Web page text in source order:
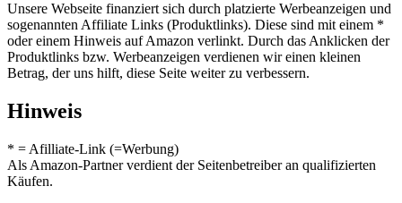
Unsere Webseite finanziert sich durch platzierte Werbeanzeigen und
sogenannten Affiliate Links (Produktlinks). Diese sind mit einem *
oder einem Hinweis auf Amazon verlinkt. Durch das Anklicken der
Produktlinks bzw. Werbeanzeigen verdienen wir einen kleinen
Betrag, der uns hilft, diese Seite weiter zu verbessern.
Hinweis
* = Afilliate-Link (=Werbung)
Als Amazon-Partner verdient der Seitenbetreiber an qualifizierten
Käufen.